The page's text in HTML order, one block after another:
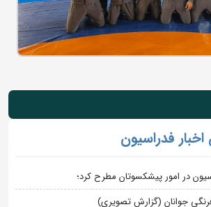
فدراسیون
در امور پیشکسوتان مطرح کرد؛
جوانان (گزارش تصویری)